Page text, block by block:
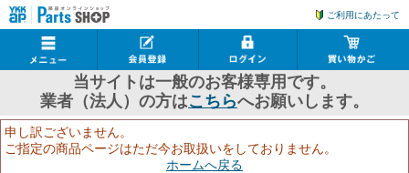
ご利用にあたって
当サイトは一般のお客様専用です。
業者（法人）の方はこちらへお願いします。
申し訳ございません。
ご指定の商品ページはただ今お取扱いをしておりません。
ホームへ戻る